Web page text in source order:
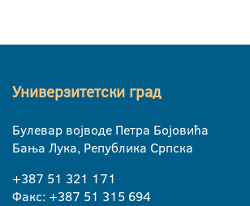
Универзитетски град
Булевар војводе Петра Бојовића
Бања Лука, Република Српска
+387 51 321 171
Факс: +387 51 315 694